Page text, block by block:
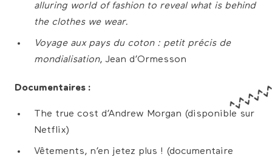
alluring world of fashion to reveal what is behind
the clothes we wear.
Voyage aux pays du coton : petit précis de
mondialisation​, Jean d’Ormesson
Documentaires :
The true cost d’Andrew Morgan (disponible sur
Netflix)
Vêtements, n’en jetez plus ! (documentaire